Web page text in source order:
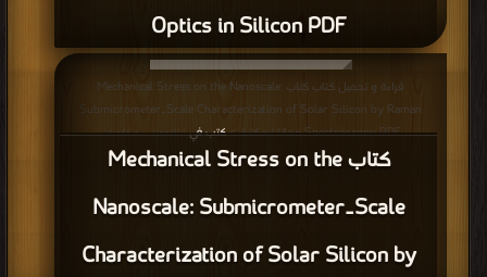
Optics in Silicon PDF
كتاب Mechanical Stress on the
Nanoscale: Submicrometer‐Scale
Characterization of Solar Silicon by
قراءة و تحميل كتاب كتاب Mechanical Stress on the Nanoscale:
Submicrometer‐Scale Characterization of Solar Silicon by Raman
Spectroscopy PDF مجانا | مكتبة >
كتب في| التحميل : مرة/مرات